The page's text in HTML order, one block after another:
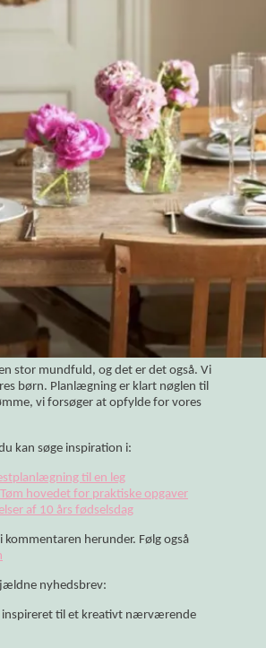
stor mundfuld, og det er det også. Vi
børn. Planlægning er klart nøglen til
vi forsøger at opfylde for vores
kan søge inspiration i:
til en leg
hovedet for praktiske opgaver
af 10 års fødselsdag
kommentaren herunder. Følg også
nyhedsbrev:
inspireret til et kreativt nærværende